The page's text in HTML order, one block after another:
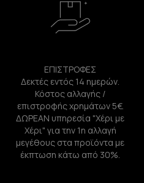
ΕΠΙΣΤΡΟΦΕΣ
Δεκτές εντός 14 ημερών.
Κόστος αλλαγής /
επιστροφής χρημάτων 5€.
ΔΩΡΕΑΝ υπηρεσία "Χέρι με
Χέρι" για την 1η αλλαγή
μεγέθους στα προϊόντα με
έκπτωση κάτω από 30%.